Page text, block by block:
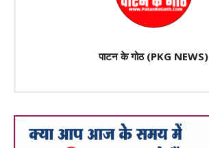
पाटन के गोठ (PKG NEWS)